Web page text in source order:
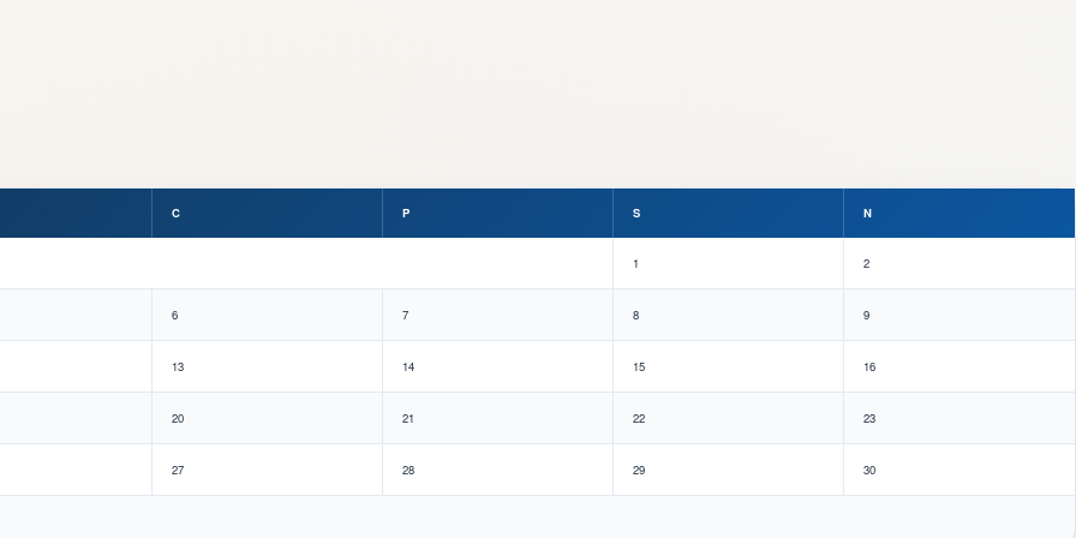
C P S N
1 2
6 7 8 9
13 14 15 16
20 21 22 23
27 28 29 30